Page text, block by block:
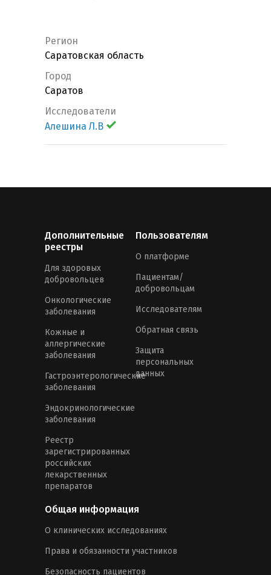
Регион
Саратовская область
Город
Саратов
Исследователи
Алешина Л.В
Дополнительные
реестры
Для здоровых
добровольцев
Онкологические
заболевания
Кожные и
аллергические
заболевания
Гастроэнтерологические
заболевания
Эндокринологические
заболевания
Реестр
зарегистрированных
российских
лекарственных
препаратов
Пользователям
О платформе
Пациентам/
добровольцам
Исследователям
Обратная связь
Защита
персональных
данных
Общая информация
О клинических исследованиях
Права и обязанности участников
Безопасность пациентов